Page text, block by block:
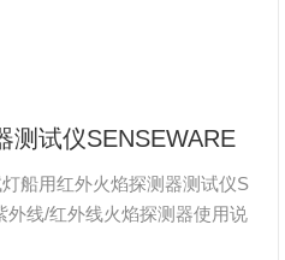
测试仪SENSEWARE
船用红外火焰探测器测试仪S
外线/红外线火焰探测器使用说
用于红外线/红外线（双重红